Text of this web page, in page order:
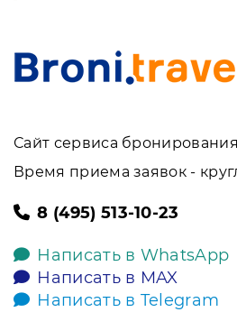
Сайт сервиса
Время приема заявок -
8 (495) 513-10-23
Написать в WhatsApp
Написать в MAX
Написать в Telegram